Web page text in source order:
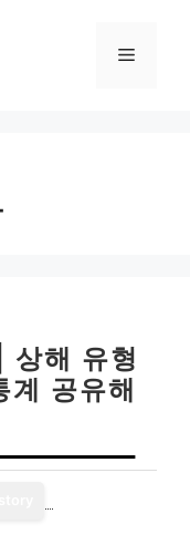
메
상해 유형
공유해